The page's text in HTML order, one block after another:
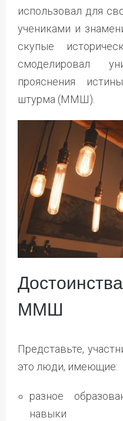
использовал для
учениками и
скупые
смоделировал
прояснения
штурма (ММШ).
ММШ
Представьте,
это люди, имеющие:
разное
навыки